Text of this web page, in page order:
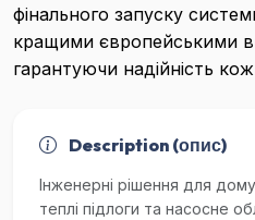
фінального запуску
кращими європейськими
гарантуючи надійність
Description (опис)
Інженерні рішення для
теплі підлоги та насосне